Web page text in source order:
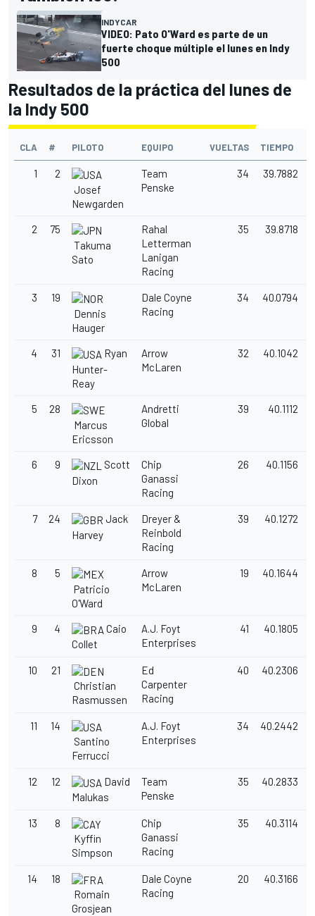
INDYCAR
VIDEO: Pato O'Ward es parte de un
fuerte choque múltiple el lunes en Indy
500
Resultados de la práctica del lunes de
la Indy 500
CLA # PILOTO EQUIPO VUELTAS TIEMPO
1
2
Josef
Newgarden
Team
Penske
34 39.7882
2
75
Takuma
Sato
Rahal
Letterman
Lanigan
Racing
35 39.8718
3
19
Dennis
Hauger
Dale Coyne
Racing
34 40.0794
4 31
Ryan
Hunter-
Reay
Arrow
McLaren
32 40.1042
5
28
Marcus
Ericsson
Andretti
Global
39 40.1112
6 9
Scott
Dixon
Chip
Ganassi
Racing
26 40.1156
7 24
Jack
Harvey
Dreyer &
Reinbold
Racing
39 40.1272
8
5
Patricio
O'Ward
Arrow
McLaren
19 40.1644
9 4
Caio
Collet
A.J. Foyt
Enterprises
41 40.1805
10
21
Christian
Rasmussen
Ed
Carpenter
Racing
40 40.2306
11
14
Santino
Ferrucci
A.J. Foyt
Enterprises
34 40.2442
12 12
David
Malukas
Team
Penske
35 40.2833
13
8
Kyffin
Simpson
Chip
Ganassi
Racing
35 40.3114
14
18
Romain
Grosjean
Dale Coyne
Racing
20 40.3166